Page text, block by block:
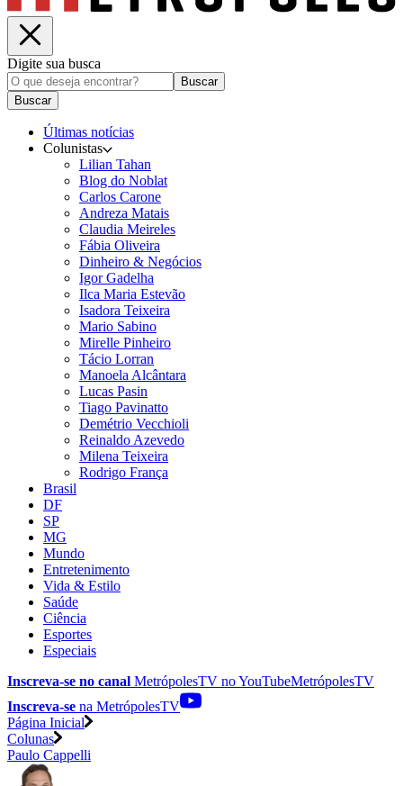
Digite sua busca
Buscar
Buscar
Últimas notícias
Colunistas
Lilian Tahan
Blog do Noblat
Carlos Carone
Andreza Matais
Claudia Meireles
Fábia Oliveira
Dinheiro & Negócios
Igor Gadelha
Ilca Maria Estevão
Isadora Teixeira
Mario Sabino
Mirelle Pinheiro
Tácio Lorran
Manoela Alcântara
Lucas Pasin
Tiago Pavinatto
Demétrio Vecchioli
Reinaldo Azevedo
Milena Teixeira
Rodrigo França
Brasil
DF
SP
MG
Mundo
Entretenimento
Vida & Estilo
Saúde
Ciência
Esportes
Especiais
Inscreva-se no canal MetrópolesTV noYouTubeMetrópolesTV
Inscreva-se na MetrópolesTV
Página Inicial
Colunas
Paulo Cappelli